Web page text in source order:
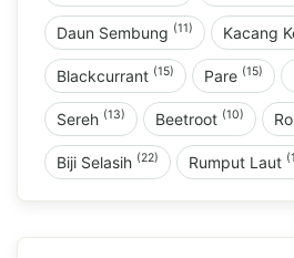
Daun Sembung (11) Kacang
Blackcurrant (15) Pare (15)
Sereh (13) Beetroot (10)
Biji Selasih (22) Rumput Laut